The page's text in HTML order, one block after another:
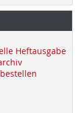
Heftausgabe